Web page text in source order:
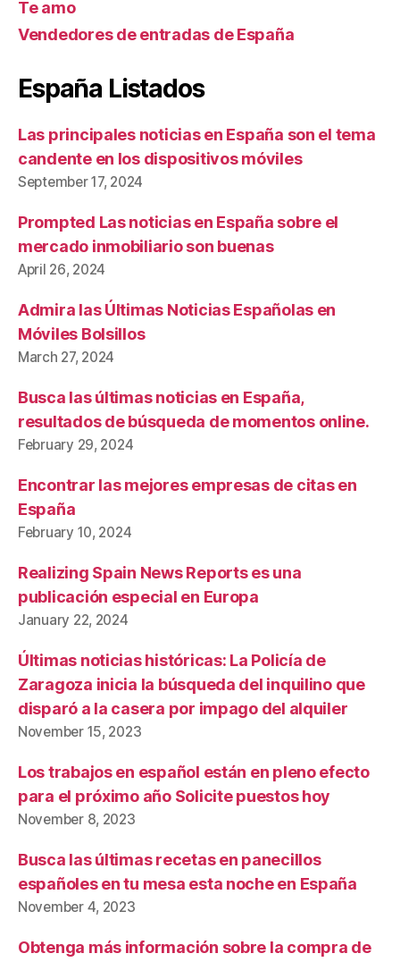
Te amo
Vendedores de entradas de España
España Listados
Las principales noticias en España son el tema
candente en los dispositivos móviles
September 17, 2024
Prompted Las noticias en España sobre el
mercado inmobiliario son buenas
April 26, 2024
Admira las Últimas Noticias Españolas en
Móviles Bolsillos
March 27, 2024
Busca las últimas noticias en España,
resultados de búsqueda de momentos online.
February 29, 2024
Encontrar las mejores empresas de citas en
España
February 10, 2024
Realizing Spain News Reports es una
publicación especial en Europa
January 22, 2024
Últimas noticias históricas: La Policía de
Zaragoza inicia la búsqueda del inquilino que
disparó a la casera por impago del alquiler
November 15, 2023
Los trabajos en español están en pleno efecto
para el próximo año Solicite puestos hoy
November 8, 2023
Busca las últimas recetas en panecillos
españoles en tu mesa esta noche en España
November 4, 2023
Obtenga más información sobre la compra de